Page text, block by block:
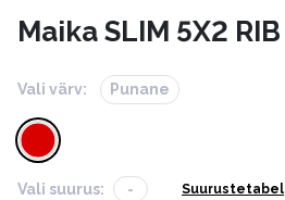
Maika SLIM 5X2
Vali värv: Punane
Vali suurus: - Suurustetabel